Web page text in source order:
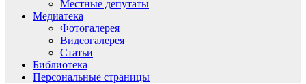
Местные депутаты
Медиатека
Фотогалерея
Видеогалерея
Статьи
Библиотека
Персональные страницы